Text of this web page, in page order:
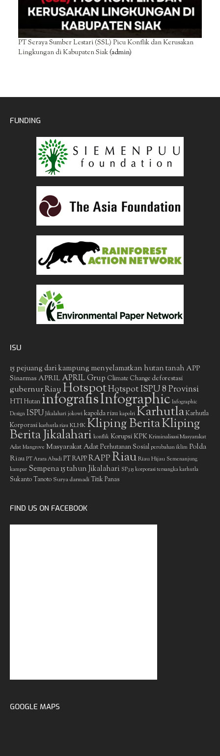
PT Seraya Sumber Lestari (SSL) Picu Konflik dan Kerusakan
Lingkungan di Kabupaten Siak(admin)
FUNDING
ISU
15 pejuang dari kampung menyelamatkan hutan tanah APP
Sinarmas APRIL APRIL Grup Climate Change deforestasi
gubernur RiauHotspotHotspot ISPU 8 Provinsi
HTIHutan infografisInfographic Infographic
Design ISPU Jikalahari jokowi kapolda riau kapolri KarhutlaKarhutla
Korporasikarhutla riauKLHKKliping BeritaKliping
Berita Jikalahari konflik Korupsi KPKKriminalisasi Masyarakat
Adat Mangrove Masyarakat AdatPerhutanan Sosial perubahan iklim Polda
Riau PT Arara Abadi PT RAPPRAPPRiauRiau Hijau Semenanjung
kampar Sempena 15 tahun Jikalahari SP3 15 korporasi tersangka karhutla
Sukanto Tanoto Surya darmadiTitik Panas
FIND US ON FACEBOOK
GOOGLE MAPS